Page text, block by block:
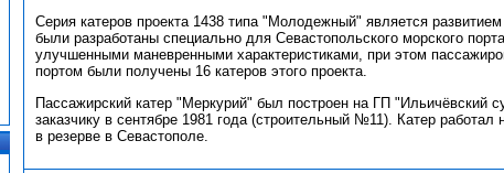
Серия катеров проекта 1438 типа "Молодежный" является
были разработаны специально для Севастопольского морского
улучшенными маневренными характеристиками, при этом
портом были получены 16 катеров этого проекта.
Пассажирский катер "Меркурий" был построен на ГП
заказчику в сентябре 1981 года (строительный №11). Катер
в резерве в Севастополе.